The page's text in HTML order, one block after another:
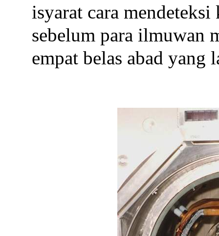
isyarat cara
sebelum para ilmuwan
empat belas abad yang